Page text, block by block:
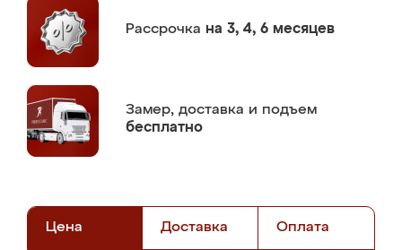
Рассрочка на 3, 4, 6 месяцев
Замер, доставка и подъем
бесплатно
Цена Доставка Оплата